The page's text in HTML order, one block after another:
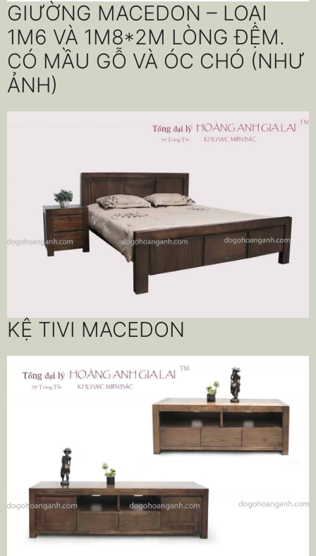
GIƯỜNG MACEDON – LOẠI
1M6 VÀ 1M8*2M LÒNG ĐỆM.
CÓ MẦU GỖ VÀ ÓC CHÓ (NHƯ
ẢNH)
KỆ TIVI MACEDON